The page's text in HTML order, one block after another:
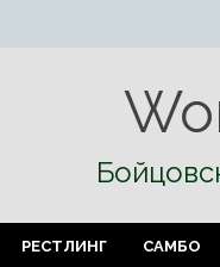
РЕСТЛИНГ САМБО